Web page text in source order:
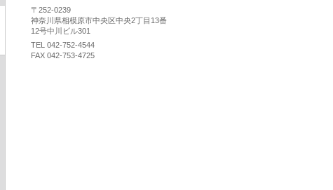
〒252-0239
神奈川県相模原市中央区中央2丁目13番
12号中川ビル301
TEL 042-752-4544
FAX 042-753-4725